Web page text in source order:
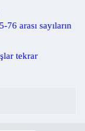
arası sayıların
tekrar